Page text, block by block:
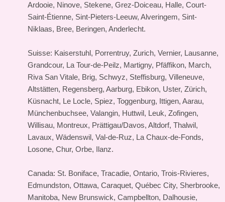
Ardooie, Ninove, Stekene, Grez-Doiceau, Halle, Court-
Saint-Étienne, Sint-Pieters-Leeuw, Alveringem, Sint-
Niklaas, Bree, Beringen, Anderlecht.
Suisse: Kaiserstuhl, Porrentruy, Zurich, Vernier, Lausanne,
Grandcour, La Tour-de-Peilz, Martigny, Pfäffikon, March,
Riva San Vitale, Brig, Schwyz, Steffisburg, Villeneuve,
Altstätten, Regensberg, Aarburg, Ebikon, Uster, Zürich,
Küsnacht, Le Locle, Spiez, Toggenburg, Ittigen, Aarau,
Münchenbuchsee, Valangin, Huttwil, Leuk, Zofingen,
Willisau, Montreux, Prättigau/Davos, Altdorf, Thalwil,
Lavaux, Wädenswil, Val-de-Ruz, La Chaux-de-Fonds,
Losone, Chur, Orbe, Ilanz.
Canada: St. Boniface, Tracadie, Ontario, Trois-Rivieres,
Edmundston, Ottawa, Caraquet, Québec City, Sherbrooke,
Manitoba, New Brunswick, Campbellton, Dalhousie,